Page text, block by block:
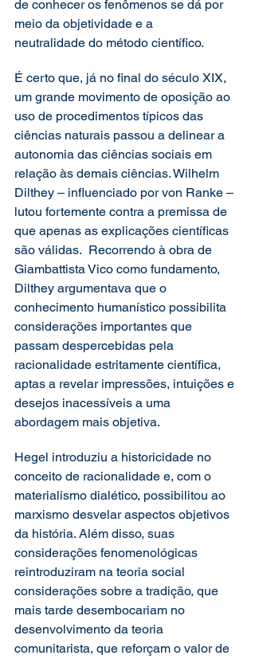
de conhecer os fenômenos se dá por
meio da objetividade e a
neutralidade do método científico.
É certo que, já no final do século XIX,
um grande movimento de oposição ao
uso de procedimentos típicos das
ciências naturais passou a delinear a
autonomia das ciências sociais em
relação às demais ciências. Wilhelm
Dilthey – influenciado por von Ranke –
lutou fortemente contra a premissa de
que apenas as explicações científicas
são válidas.  Recorrendo à obra de
Giambattista Vico como fundamento,
Dilthey argumentava que o
conhecimento humanístico possibilita
considerações importantes que
passam despercebidas pela
racionalidade estritamente científica,
aptas a revelar impressões, intuições e
desejos inacessíveis a uma
abordagem mais objetiva.
Hegel introduziu a historicidade no
conceito de racionalidade e, com o
materialismo dialético, possibilitou ao
marxismo desvelar aspectos objetivos
da história. Além disso, suas
considerações fenomenológicas
reintroduziram na teoria social
considerações sobre a tradição, que
mais tarde desembocariam no
desenvolvimento da teoria
comunitarista, que reforçam o valor de